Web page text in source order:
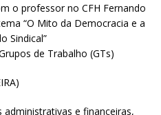
o professor no CFH Fernando
“O Mito da Democracia e a
Sindical”
de Trabalho (GTs)
administrativas e financeiras,